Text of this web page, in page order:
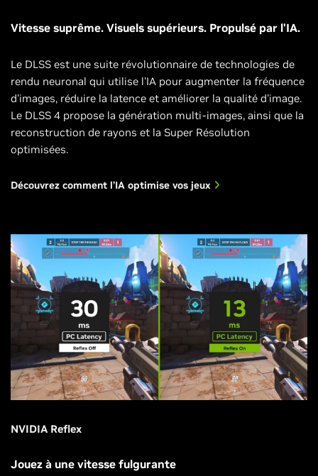
Vitesse suprême. Visuels supérieurs. Propulsé par l'IA.
Le DLSS est une suite révolutionnaire de technologies de
rendu neuronal qui utilise l'IA pour augmenter la fréquence
d'images, réduire la latence et améliorer la qualité d'image.
Le DLSS 4 propose la génération multi-images, ainsi que la
reconstruction de rayons et la Super Résolution
optimisées.
Découvrez comment l’IA optimise vos jeux
NVIDIA Reflex
Jouez à une vitesse fulgurante